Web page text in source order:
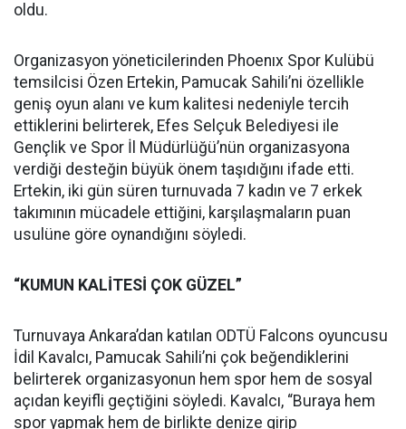
oldu.
Organizasyon yöneticilerinden Phoenıx Spor Kulübü
temsilcisi Özen Ertekin, Pamucak Sahili’ni özellikle
geniş oyun alanı ve kum kalitesi nedeniyle tercih
ettiklerini belirterek, Efes Selçuk Belediyesi ile
Gençlik ve Spor İl Müdürlüğü’nün organizasyona
verdiği desteğin büyük önem taşıdığını ifade etti.
Ertekin, iki gün süren turnuvada 7 kadın ve 7 erkek
takımının mücadele ettiğini, karşılaşmaların puan
usulüne göre oynandığını söyledi.
“KUMUN KALİTESİ ÇOK GÜZEL”
Turnuvaya Ankara’dan katılan ODTÜ Falcons oyuncusu
İdil Kavalcı, Pamucak Sahili’ni çok beğendiklerini
belirterek organizasyonun hem spor hem de sosyal
açıdan keyifli geçtiğini söyledi. Kavalcı, “Buraya hem
spor yapmak hem de birlikte denize girip